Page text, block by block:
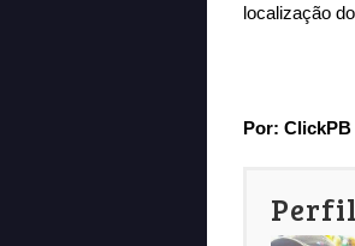
localização
Por: ClickPB